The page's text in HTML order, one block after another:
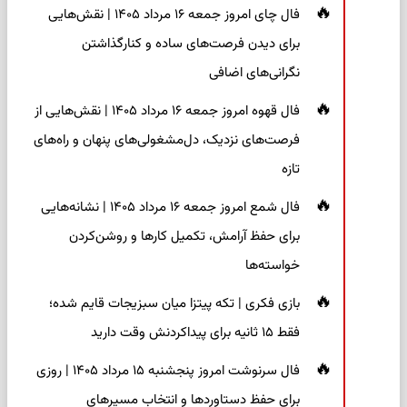
فال چای امروز جمعه ۱۶ مرداد ۱۴۰۵ | نقش‌هایی
برای دیدن فرصت‌های ساده و کنارگذاشتن
نگرانی‌های اضافی
فال قهوه امروز جمعه ۱۶ مرداد ۱۴۰۵ | نقش‌هایی از
فرصت‌های نزدیک، دل‌مشغولی‌های پنهان و راه‌های
تازه
فال شمع امروز جمعه ۱۶ مرداد ۱۴۰۵ | نشانه‌هایی
برای حفظ آرامش، تکمیل کارها و روشن‌کردن
خواسته‌ها
بازی فکری | تکه پیتزا میان سبزیجات قایم شده؛
فقط ۱۵ ثانیه برای پیداکردنش وقت دارید
فال سرنوشت امروز پنجشنبه ۱۵ مرداد ۱۴۰۵ | روزی
برای حفظ دستاوردها و انتخاب مسیرهای